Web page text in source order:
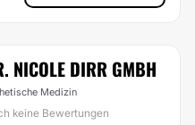
NICOLE DIRR GMBH
Medizin
keine Bewertungen